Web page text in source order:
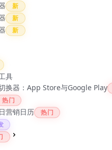
新
新
新
具
换器：App Store与Google Play
热门
营销日历 热门